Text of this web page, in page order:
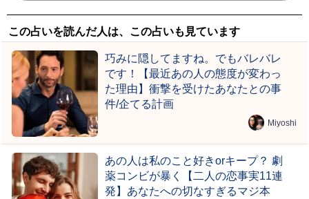
この占いを読んだ人は、この占いも見ています
巧みに隠してますね。でもバレバレ
です！【最近あの人の態度が変わっ
た理由】衝撃を受けたあなたとの事
件/企てる計画
Miyoshi
あの人は私のこと好きorキープ？ 劇
薬コンビが暴く【二人の恋事実11連
発】あなたへの切なすぎるマジ本